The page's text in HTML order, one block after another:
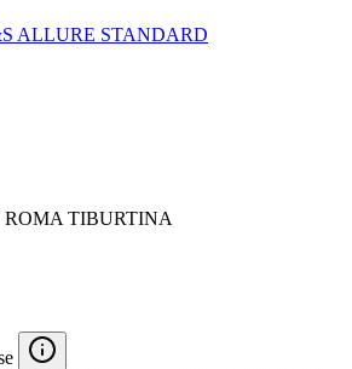
ALLURE STANDARD
TIBURTINA